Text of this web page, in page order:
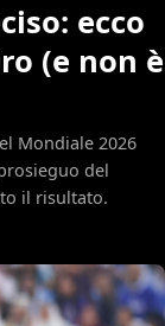
ecco
(e non è
Mondiale 2026
del
il risultato.